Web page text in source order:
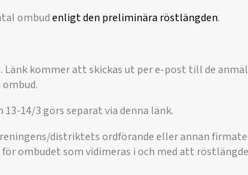
ombudenligt den preliminära röstlängden.
Länk kommer att skickas ut per e-post till de
14/3 görs separat via denna länk.
distriktets ordförande eller annan
ombudet som vidimeras i och med att